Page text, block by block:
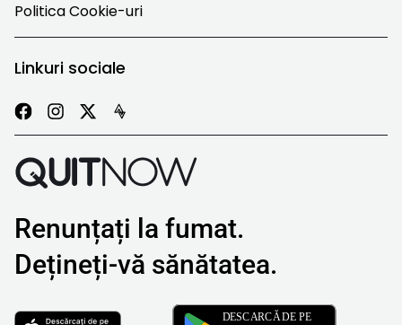
Politica Cookie-uri
Linkuri sociale
Renunțați la fumat.
Dețineți-vă sănătatea.